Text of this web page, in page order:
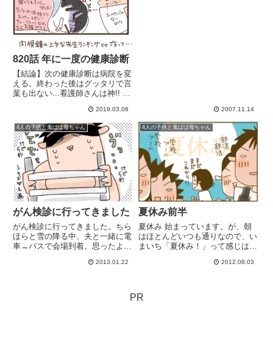
820話 年に一度の健康診断
【結論】次の健康診断は病院を変
える。終わった後はグッタリで言
葉も出ない...看護師さんは神!! 気
い。内視鏡のところにいた看護師
さんは、昔うちの男子が整形外科
で散々お世話になったときのこと
を覚えてくださっていて(...
2019.03.08 2007.11.14
4人の子供と鬼ばば母ちゃん
がん検診に行ってきました
がん検診に行ってきました。ちら
ほらと雪の降る中、夫と一緒に電
車→バスで会場到着。思ったより
た。・受付→ 検便が1回しか採
2013.01.22
4人の子供と鬼ばば母ちゃん
夏休み前半
夏休み 始まっています。が、朝
はほとんどいつも通りなので、い
まいち「夏休み！」って感じはし
くらいだ！)朝～昼で帰ってくる
参。そうそう！次女が大...
2012.08.03
PR